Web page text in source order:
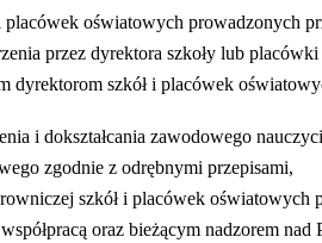
oświatowych prowadzonych
przez dyrektora szkoły lub
dyrektorom szkół i placówek
i dokształcania zawodowego
zgodnie z odrębnymi przepisami,
szkół i placówek
oraz bieżącym nadzorem